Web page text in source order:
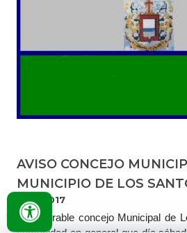
AVISO CONCEJO
MUNICIPIO DE LOS
17/11/2017
​El honorable concejo Municipal de